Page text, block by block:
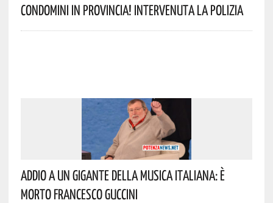
Condomini In Provincia! Intervenuta La Polizia
Addio A Un Gigante Della Musica Italiana: È
Morto Francesco Guccini